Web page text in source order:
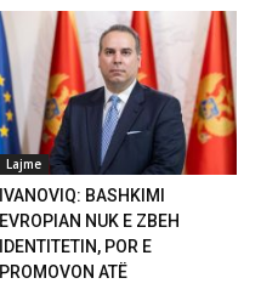
Lajme
IVANOVIQ: BASHKIMI
EVROPIAN NUK E ZBEH
IDENTITETIN, POR E
PROMOVON ATË